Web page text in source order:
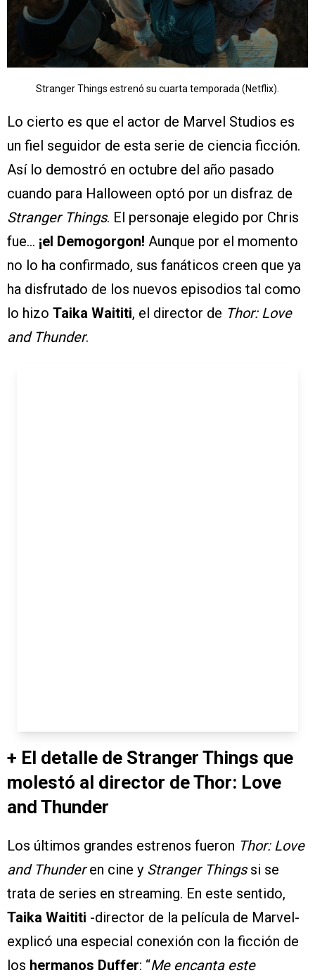
Stranger Things estrenó su cuarta temporada (Netflix).
Lo cierto es que el actor de Marvel Studios es
un fiel seguidor de esta serie de ciencia ficción.
Así lo demostró en octubre del año pasado
cuando para Halloween optó por un disfraz de
Stranger Things. El personaje elegido por Chris
fue… ¡el Demogorgon! Aunque por el momento
no lo ha confirmado, sus fanáticos creen que ya
ha disfrutado de los nuevos episodios tal como
lo hizo Taika Waititi, el director de Thor: Love
and Thunder.
+ El detalle de Stranger Things que
molestó al director de Thor: Love
and Thunder
Los últimos grandes estrenos fueron Thor: Love
and Thunderen cine y Stranger Thingssi se
trata de series en streaming. En este sentido,
Taika Waititi -director de la película de Marvel-
explicó una especial conexión con la ficción de
los hermanos Duffer: “Me encanta este